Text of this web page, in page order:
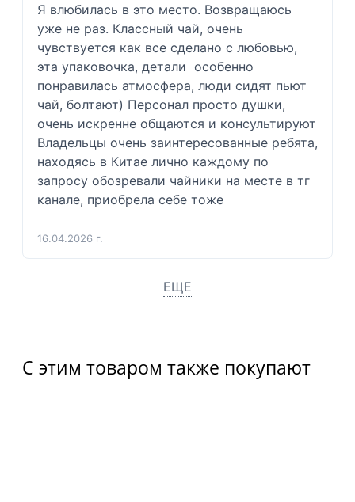
Я влюбилась в это место. Возвращаюсь
уже не раз. Классный чай, очень
чувствуется как все сделано с любовью,
эта упаковочка, детали  особенно
понравилась атмосфера, люди сидят пьют
чай, болтают) Персонал просто душки,
очень искренне общаются и консультируют
Владельцы очень заинтересованные ребята,
находясь в Китае лично каждому по
запросу обозревали чайники на месте в тг
канале, приобрела себе тоже
16.04.2026 г.
ЕЩЕ
С этим товаром также покупают